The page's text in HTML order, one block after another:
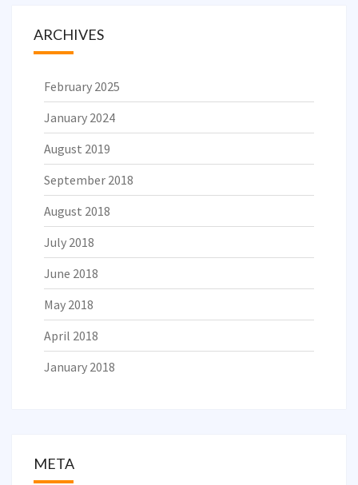
ARCHIVES
February 2025
January 2024
August 2019
September 2018
August 2018
July 2018
June 2018
May 2018
April 2018
January 2018
META